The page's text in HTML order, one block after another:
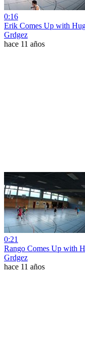
0:16
Erik Comes Up with
Grdgez
hace 11 años
0:21
Rango Comes Up with
Grdgez
hace 11 años